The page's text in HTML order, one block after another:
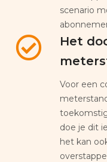
scenario
Het
Voor een
doe je dit
het kan